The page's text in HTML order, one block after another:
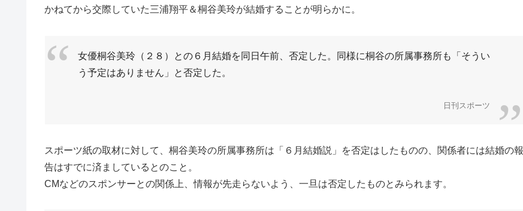
かねてから交際していた三浦翔平＆桐谷美玲が結婚することが明らかに。
女優桐谷美玲（２８）との６月結婚を同日午前、否定した。同様に桐谷の所属事務所も「そうい
う予定はありません」と否定した。
日刊スポーツ
スポーツ紙の取材に対して、桐谷美玲の所属事務所は「６月結婚説」を否定はしたものの、関係者には結婚の報
告はすでに済ましているとのこと。
CMなどのスポンサーとの関係上、情報が先走らないよう、一旦は否定したものとみられます。